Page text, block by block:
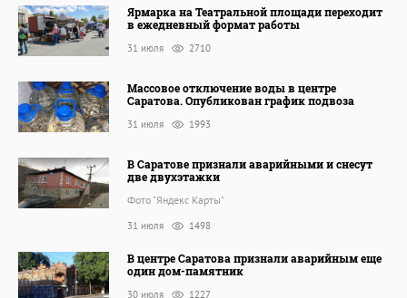
Ярмарка на Театральной площади переходит
в ежедневный формат работы
31 июля 2710
Массовое отключение воды в центре
Саратова. Опубликован график подвоза
31 июля 1993
В Саратове признали аварийными и снесут
две двухэтажки
Фото "Яндекс Карты"
31 июля 1498
В центре Саратова признали аварийным еще
один дом-памятник
30 июля 1227